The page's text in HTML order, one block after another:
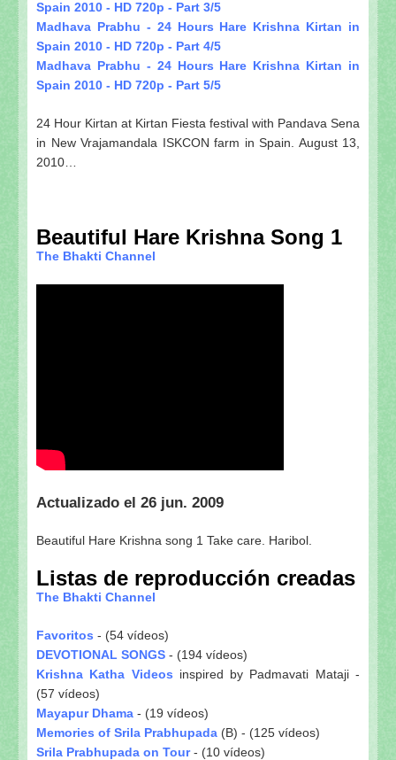
Spain 2010 - HD 720p - Part 3/5
Madhava Prabhu - 24 Hours Hare Krishna Kirtan in
Spain 2010 - HD 720p - Part 4/5
Madhava Prabhu - 24 Hours Hare Krishna Kirtan in
Spain 2010 - HD 720p - Part 5/5
24 Hour Kirtan at Kirtan Fiesta festival with Pandava Sena
in New Vrajamandala ISKCON farm in Spain. August 13,
2010…
Beautiful Hare Krishna Song 1
The Bhakti Channel
Actualizado el 26 jun. 2009
Beautiful Hare Krishna song 1 Take care. Haribol.
Listas de reproducción creadas
The Bhakti Channel
Favoritos - (54 vídeos)
DEVOTIONAL SONGS - (194 vídeos)
Krishna Katha Videos inspired by Padmavati Mataji -
(57 vídeos)
Mayapur Dhama - (19 vídeos)
Memories of Srila Prabhupada (B) - (125 vídeos)
Srila Prabhupada on Tour- (10 vídeos)